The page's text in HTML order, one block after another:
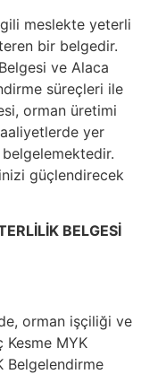
meslekte yeterli
bir belgedir.
ve Alaca
süreçleri ile
orman üretimi
yer
güçlendirecek
BELGESİ
orman işçiliği ve
Kesme MYK
Belgelendirme